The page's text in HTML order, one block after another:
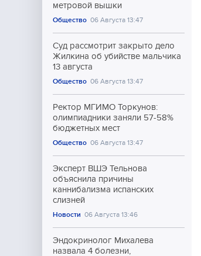
Общество
Культура
метровой вышки
Общество 06 Августа 13:47
Суд рассмотрит закрыто дело
Жилкина об убийстве мальчика
13 августа
Общество 06 Августа 13:47
Ректор МГИМО Торкунов:
олимпиадники заняли 57-58%
бюджетных мест
Общество 06 Августа 13:47
Эксперт ВШЭ Тельнова
объяснила причины
каннибализма испанских
слизней
Новости 06 Августа 13:46
Эндокринолог Михалева
назвала 4 болезни,